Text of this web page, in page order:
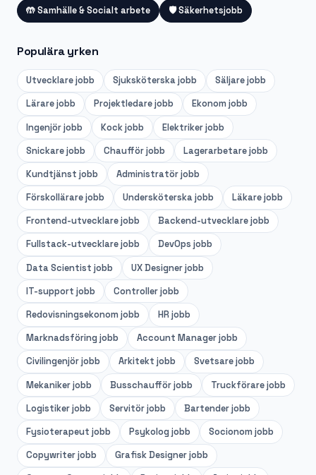
🤲Samhälle & Socialt arbete 🛡️Säkerhetsjobb
Populära yrken
Utvecklarejobb Sjuksköterskajobb Säljarejobb
Lärarejobb Projektledarejobb Ekonom jobb
Ingenjörjobb Kockjobb Elektrikerjobb
Snickarejobb Chaufförjobb Lagerarbetarejobb
Kundtjänst jobb Administratörjobb
Förskollärarejobb Undersköterskajobb Läkarejobb
Frontend-utvecklarejobb Backend-utvecklarejobb
Fullstack-utvecklarejobb DevOps jobb
Data Scientist jobb UX Designerjobb
IT-support jobb Controllerjobb
Redovisningsekonom jobb HR jobb
Marknadsföring jobb Account Managerjobb
Civilingenjörjobb Arkitekt jobb Svetsarejobb
Mekanikerjobb Busschaufförjobb Truckförarejobb
Logistikerjobb Servitörjobb Bartenderjobb
Fysioterapeut jobb Psykolog jobb Socionom jobb
Copywriterjobb Grafisk Designerjobb